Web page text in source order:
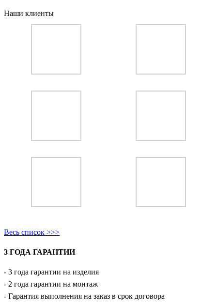
Наши клиенты
Весь список >>>
3 ГОДА ГАРАНТИИ
- 3 года гарантии на изделия
- 2 года гарантии на монтаж
- Гарантия выполнения на заказ в срок договора